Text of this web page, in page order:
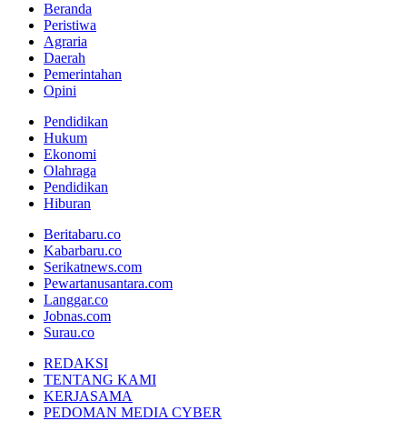
Beranda
Peristiwa
Agraria
Daerah
Pemerintahan
Opini
Pendidikan
Hukum
Ekonomi
Olahraga
Pendidikan
Hiburan
Beritabaru.co
Kabarbaru.co
Serikatnews.com
Pewartanusantara.com
Langgar.co
Jobnas.com
Surau.co
REDAKSI
TENTANG KAMI
KERJASAMA
PEDOMAN MEDIA CYBER